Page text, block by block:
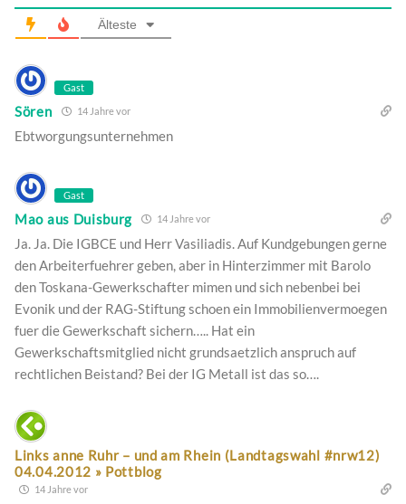
Älteste
Gast
Sören 14 Jahre vor
Ebtworgungsunternehmen
Gast
Mao aus Duisburg 14 Jahre vor
Ja. Ja. Die IGBCE und Herr Vasiliadis. Auf Kundgebungen gerne
den Arbeiterfuehrer geben, aber in Hinterzimmer mit Barolo
den Toskana-Gewerkschafter mimen und sich nebenbei bei
Evonik und der RAG-Stiftung schoen ein Immobilienvermoegen
fuer die Gewerkschaft sichern….. Hat ein
Gewerkschaftsmitglied nicht grundsaetzlich anspruch auf
rechtlichen Beistand? Bei der IG Metall ist das so….
Links anne Ruhr – und am Rhein (Landtagswahl #nrw12)
04.04.2012 » Pottblog
14 Jahre vor